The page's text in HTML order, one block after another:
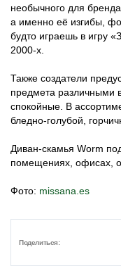
необычного для
а именно её изгибы,
будто играешь в игру
2000-х.
Также создатели
предмета различными
спокойные. В
бледно-голубой,
Диван-скамья Worm
помещениях, офисах,
Фото: missana.es
Поделиться: